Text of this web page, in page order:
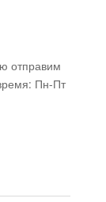
отправим
Пн-Пт